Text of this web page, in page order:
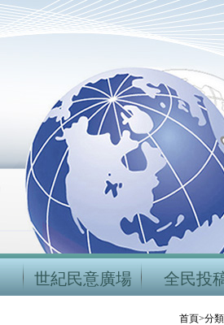
世紀民意廣場 全民投
首頁>分